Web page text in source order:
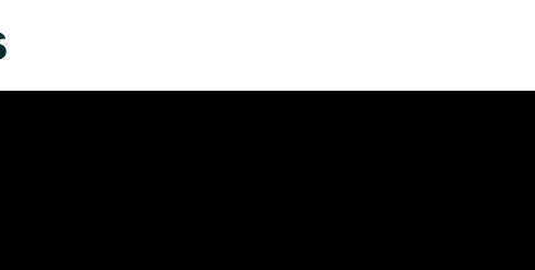
fenomeen
Welbevinden en motivatie van groepen leerlingen